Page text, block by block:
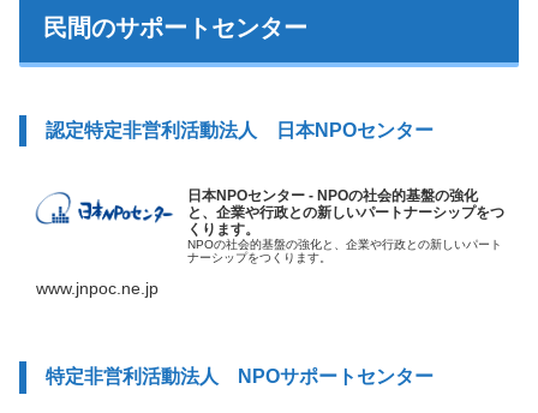
民間のサポートセンター
認定特定非営利活動法人 日本NPOセンター
日本NPOセンター - NPOの社会的基盤の強化
と、企業や行政との新しいパートナーシップをつ
くります。
NPOの社会的基盤の強化と、企業や行政との新しいパート
ナーシップをつくります。
www.jnpoc.ne.jp
特定非営利活動法人 NPOサポートセンター